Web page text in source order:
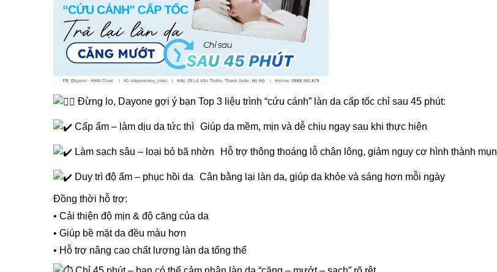
Đừng lo, Dayone gợi ý bạn Top 3 liệu trình “cứu cánh” làn da cấp tốc chỉ sau 45 phút:
Cấp ẩm – làm dịu da tức thì Giúp da mềm, mịn và dễ chịu ngay sau khi thực hiện
Làm sạch sâu – loại bỏ bã nhờn Hỗ trợ thông thoáng lỗ chân lông, giảm nguy cơ hình thành mụn
Duy trì độ ẩm – phục hồi da Cân bằng lại làn da, giúp da khỏe và sáng hơn mỗi ngày
Đồng thời hỗ trợ:
• Cải thiện độ mịn & độ căng của da
• Giúp bề mặt da đều màu hơn
• Hỗ trợ nâng cao chất lượng làn da tổng thể